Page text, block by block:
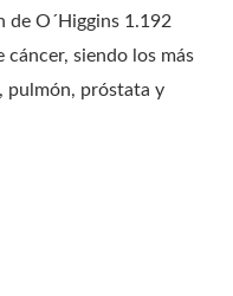
de O´Higgins 1.192
cáncer, siendo los más
pulmón, próstata y